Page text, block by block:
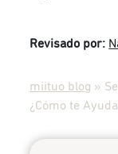
Revisado por:
miituo blog »
¿Cómo te